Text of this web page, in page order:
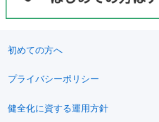
初めての方へ
プライバシーポリシー
健全化に資する運用方針